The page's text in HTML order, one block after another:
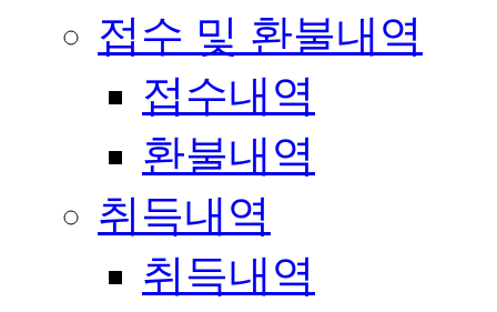
접수 및 환불내역
접수내역
환불내역
취득내역
취득내역